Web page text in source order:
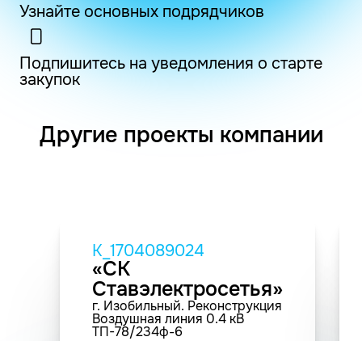
Узнайте основных подрядчиков
Подпишитесь на уведомления о старте
закупок
Другие проекты компании
K_1704089024
«СК
Ставэлектросетья»
г. Изобильный. Реконструкция
Воздушная линия 0.4 кВ
ТП-78/234ф-6